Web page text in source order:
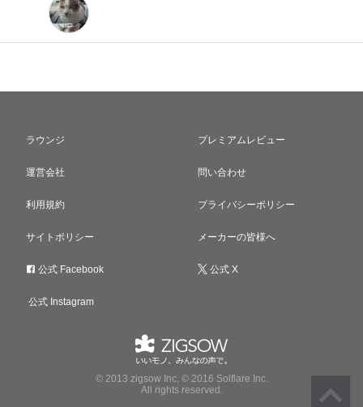
ラウンジ プレミアムレビュー
運営会社 問い合わせ
利用規約 プライバシーポリシー
サイトポリシー メーカーの皆様へ
公式 Facebook 公式 X
公式 Instagram
© 2013 zigsow Inc, © 2016 Solflare Inc.
All rights reserved.